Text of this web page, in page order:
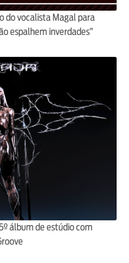
do vocalista Magal para
espalhem inverdades”
álbum de estúdio com